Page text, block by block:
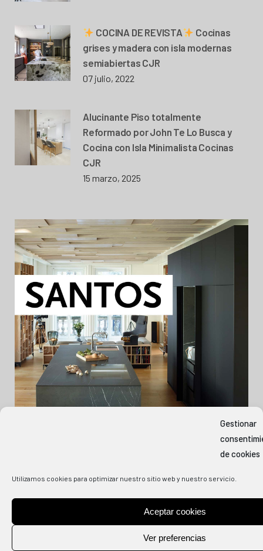
Gestionar
de cookies
Utilizamos cookies para optimizar nuestro sitio web y nuestro servicio.
Aceptar cookies
Ver preferencias
COCINA DE REVISTA
Cocinas
grises y madera con isla modernas
semiabiertas CJR
07 julio, 2022
Alucinante Piso totalmente
Reformado por John Te Lo Busca y
Cocina con Isla Minimalista Cocinas
CJR
15 marzo, 2025
INDOSMEDIA.